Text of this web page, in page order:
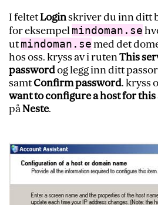
I feltetLoginskriver du inn ditt
for eksempelmindoman.se
utmindoman.semed det
hos oss. kryss av i rutenThis
passwordog legg inn ditt
samtConfirm password. kryss
want to configure a host for
påNeste.